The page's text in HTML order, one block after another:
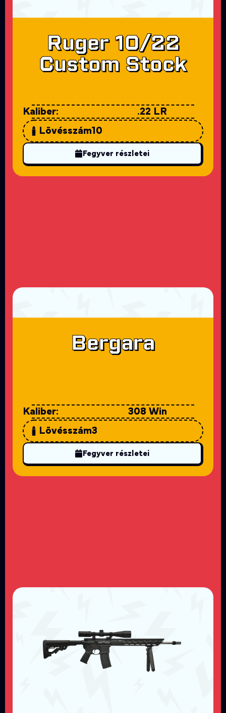
Ruger 10/22
Custom Stock
Kaliber:
.22 LR
Lövésszám10
Fegyver részletei
Bergara
Kaliber:
308 Win
Lövésszám3
Fegyver részletei